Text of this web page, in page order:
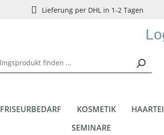
Lieferung per DHL in 1-2 Tagen
FRISEURBEDARF KOSMETIK
SEMINARE